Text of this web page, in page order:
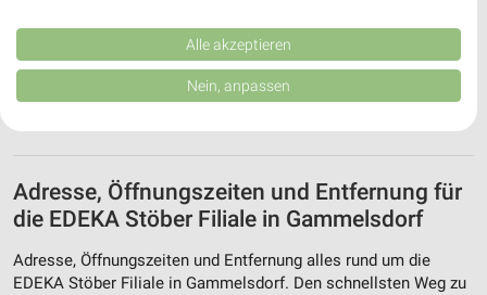
Adresse, Öffnungszeiten und Entfernung für
die EDEKA Stöber Filiale in Gammelsdorf
Adresse, Öffnungszeiten und Entfernung alles rund um die
EDEKA Stöber Filiale in Gammelsdorf. Den schnellsten Weg zu
Kombinationen von Daten aus verschiedenen Quellen. Entwicklung und
Verbesserung der Angebote. Verwendung reduzierter Daten zur Auswahl
von Inhalten.
Daten können außerhalb der Europäischen Union weitergegeben und in die
Website/App.
Wir nutzen Ihre Daten für folgende Zwecke:
IAB-Verarbeitungszwecke:
Speichern von oder Zugriff auf Informationen
auf einem Endgerät
Alle akzeptieren
Nein, anpassen